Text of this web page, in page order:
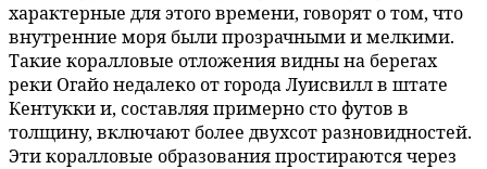
характерные для этого времени, говорят о том, что
внутренние моря были прозрачными и мелкими.
Такие коралловые отложения видны на берегах
реки Огайо недалеко от города Луисвилл в штате
Кентукки и, составляя примерно сто футов в
толщину, включают более двухсот разновидностей.
Эти коралловые образования простираются через